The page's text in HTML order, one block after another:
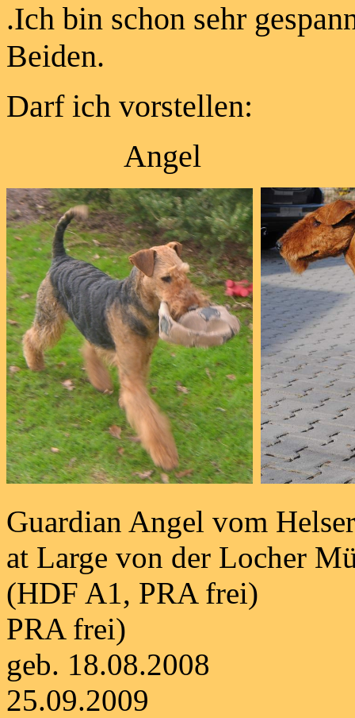
.Ich bin schon sehr
Beiden.
Darf ich vorstellen:
Angel
Guardian Angel vom
at Large von der Locher
(HDF A1,
PRA frei)
geb.
25.09.2009